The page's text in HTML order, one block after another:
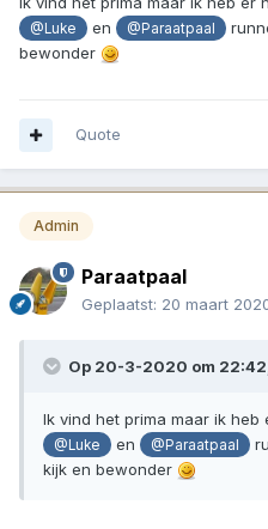
@Luke en @Paraatpaal
bewonder
Quote
Admin
Paraatpaal
Geplaatst: 20 maart
Op 20-3-2020 om 22:42,
Ik vind het prima maar ik
@Luke en @Paraatpaal
kijk en bewonder